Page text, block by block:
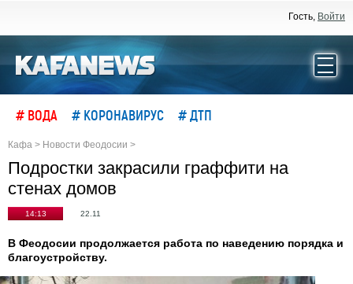
Гость, Войти
# ВОДА # КОРОНАВИРУС # ДТП
Кафа > Новости Феодосии >
Подростки закрасили граффити на
стенах домов
14:13 22.11
В Феодосии продолжается работа по наведению порядка и
благоустройству.